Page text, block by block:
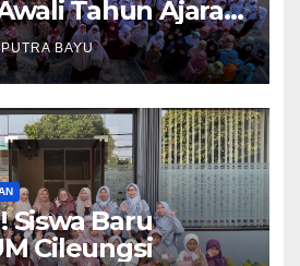
Tahun Ajaran
PUTRA BAYU
Siswa Baru
Cileungsi